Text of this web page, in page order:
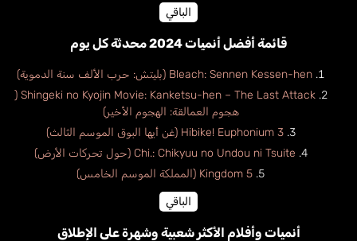
الباقي
قائمة أفضل أنميات 2024 محدثة كل يوم
Bleach: Sennen Kessen-hen (بليتش: حرب الألف سنة الدموية)
Shingeki no Kyojin Movie: Kanketsu-hen – The Last Attack (
هجوم العمالقة: الهجوم الأخير)
Hibike! Euphonium 3 (غن أيها البوق الموسم الثالث)
Chi.: Chikyuu no Undou ni Tsuite (حول تحركات الأرض)
Kingdom 5 (المملكة الموسم الخامس)
الباقي
أنميات وأفلام الأكثر شعبية وشهرة على الإطلاق